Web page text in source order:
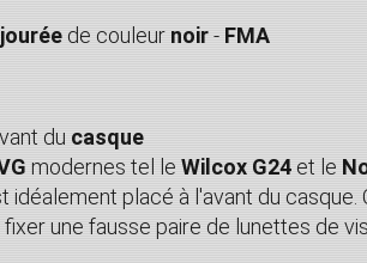
de couleur noir- FMA
du casque
modernes tel le Wilcox G24et le
idéalement placé à l'avant du
une fausse paire de lunettes de